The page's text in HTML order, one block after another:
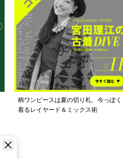
柄ワンピースは夏の切り札、今っぽく
着るレイヤード＆ミックス術